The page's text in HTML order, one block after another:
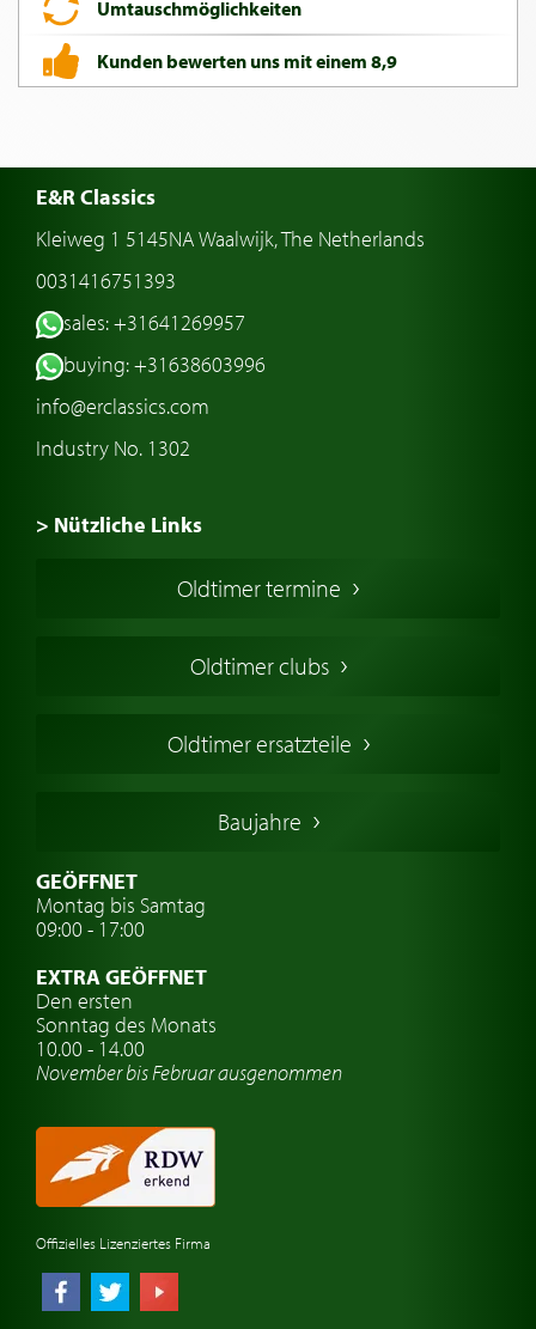
Umtauschmöglichkeiten
Kunden bewerten uns mit einem 8,9
E&R Classics
Kleiweg 1 5145NA Waalwijk, The Netherlands
0031416751393
sales: +31641269957
buying: +31638603996
info@erclassics.com
Industry No. 1302
> Nützliche Links
Oldtimers in Europa
Englische Oldtimer
Deutsche Oldtimer
Schwedische Oldtimer
Oldtimer mit h-kennzeichen
Auto Oldtimer Markt
Oldtimer-Versicherung
Oldtimer-Clubs
Oldtimer-Reisen
Automarken uhren
Oldtimer termine
Oldtimer clubs
Oldtimer ersatzteile
Baujahre
GEÖFFNET
Montag bis Samtag
09:00 - 17:00
EXTRA GEÖFFNET
Den ersten
Sonntag des Monats
10.00 - 14.00
November bis Februar ausgenommen
Offizielles Lizenziertes Firma